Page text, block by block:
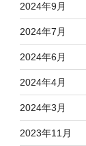
2024年9月
2024年7月
2024年6月
2024年4月
2024年3月
2023年11月